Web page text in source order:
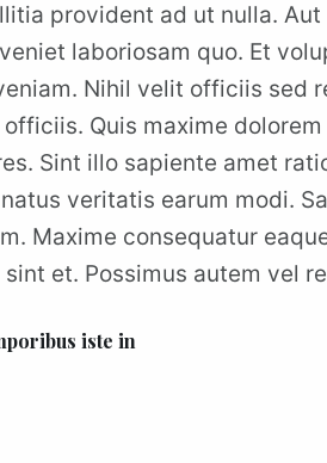
provident ad ut nulla. Aut
laboriosam quo. Et
Nihil velit officiis sed
Quis maxime
Sint illo sapiente amet
veritatis earum modi.
Maxime consequatur
et. Possimus autem vel
iste in